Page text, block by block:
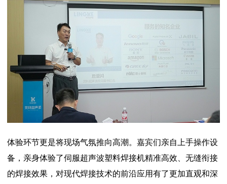
体验环节更是将现场气氛推向高潮。嘉宾们亲自上手操作设
备，亲身体验了伺服超声波塑料焊接机精准高效、无缝衔接
的焊接效果，对现代焊接技术的前沿应用有了更加直观和深